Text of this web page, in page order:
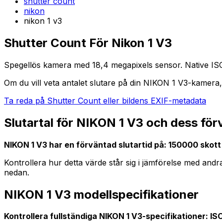
nikon
nikon 1 v3
Shutter Count För Nikon 1 V3
Spegellös kamera med 18,4 megapixels sensor. Native
Om du vill veta antalet slutare på din NIKON 1 V3-
Ta reda på Shutter Count eller bildens EXIF-metadata
Slutartal för NIKON 1 V3 och dess
NIKON 1 V3 har en förväntad slutartid på: 150000 skott
Kontrollera hur detta värde står sig i jämförelse med
nedan.
NIKON 1 V3 modellspecifikationer
Kontrollera fullständiga NIKON 1 V3-specifikationer: